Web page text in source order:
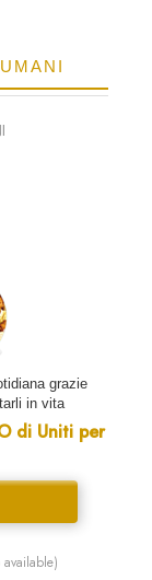
grazie
in vita
di Uniti per